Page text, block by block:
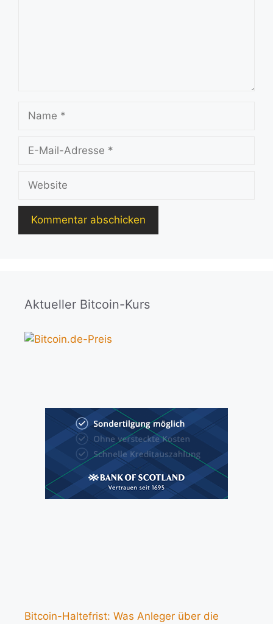
Mail-
Aktueller Bitcoin-Kurs
Bitcoin-Haltefrist: Was Anleger über die